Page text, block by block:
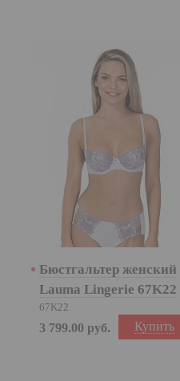
Бюстгальтер женский
Lauma Lingerie 67K22
67K22
Купить
3 799.00 руб.